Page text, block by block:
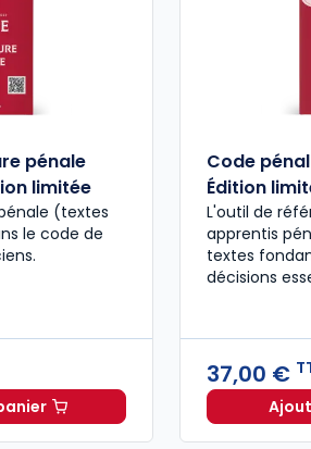
pénale
limitée
(textes
le code de
de procédure pénale 2027 annoté.
Code
Édition
L'outil de
apprentis
textes
décisions
37,00 €